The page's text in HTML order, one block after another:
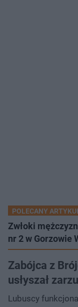
POLECANY
Zwłoki
nr 2 w Gorzowie
Zabójca z
usłyszał
Lubuscy